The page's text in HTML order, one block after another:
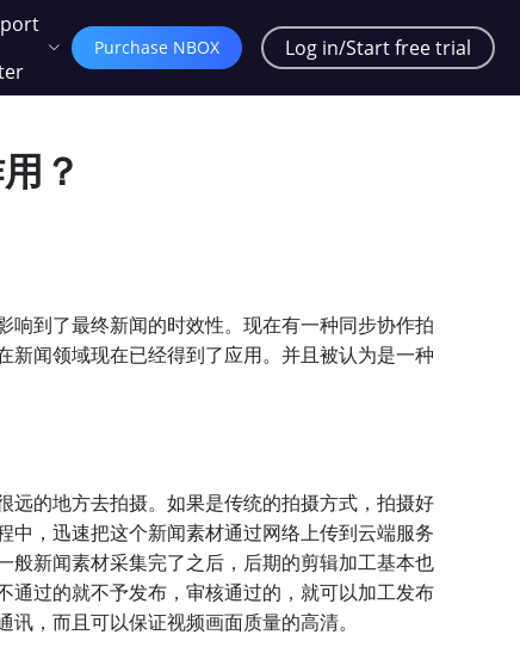
Purchase NBOX Log in/Start free trial
？
到了最终新闻的时效性。现在有一种同步协作拍
新闻领域现在已经得到了应用。并且被认为是一种
的地方去拍摄。如果是传统的拍摄方式，拍摄好
，迅速把这个新闻素材通过网络上传到云端服务
新闻素材采集完了之后，后期的剪辑加工基本也
过的就不予发布，审核通过的，就可以加工发布
，而且可以保证视频画面质量的高清。